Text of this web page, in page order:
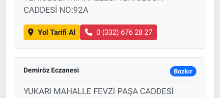
CADDESİ NO:92A
Yol Tarifi Al 0 (332) 676 28 27
Demiröz Eczanesi Bozkır
YUKARI MAHALLE FEVZİ PAŞA CADDESİ